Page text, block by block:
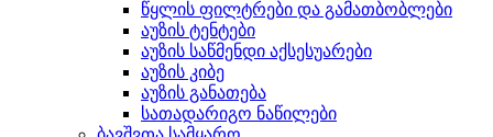
წყლის ფილტრები და გამათბობლები
აუზის ტენტები
აუზის საწმენდი აქსესუარები
აუზის კიბე
აუზის განათება
სათადარიგო ნაწილები